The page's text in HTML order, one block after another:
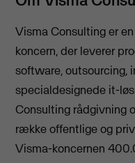
Visma Consulting er
koncern, der leverer
software, outsourcing,
specialdesignede it-
Consulting rådgivning
række offentlige og
Visma-koncernen